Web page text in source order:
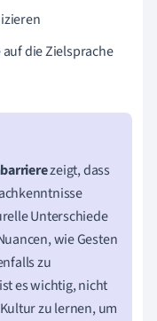
die Zielsprache
zeigt, dass
Unterschiede
wie Gesten
zu
es wichtig, nicht
zu lernen, um